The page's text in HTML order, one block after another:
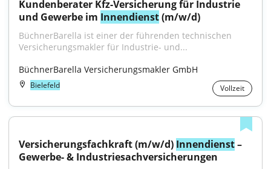
Kundenberater Kfz-Versicherung für Industrie
und Gewerbe im Innendienst (m/w/d)
BüchnerBarella ist einer der führenden technischen
Versicherungsmakler für Industrie- und...
BüchnerBarella Versicherungsmakler GmbH
Bielefeld Vollzeit
Versicherungsfachkraft (m/w/d) Innendienst –
Gewerbe- & Industriesachversicherungen